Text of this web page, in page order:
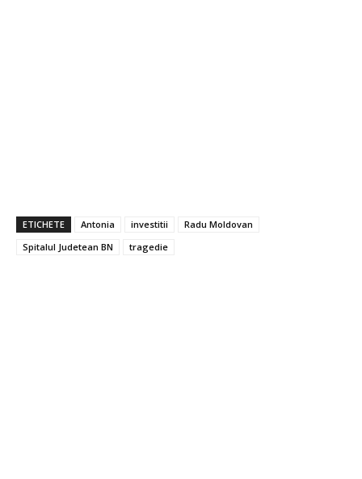
ETICHETE Antonia investitii
Radu Moldovan
Spitalul Judetean BN
tragedie